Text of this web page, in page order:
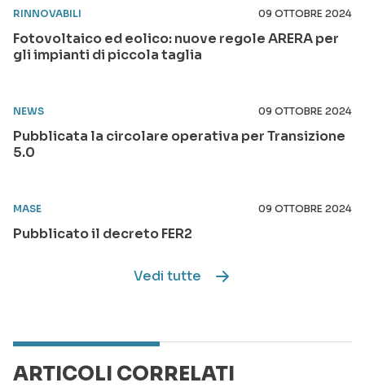
RINNOVABILI 09 OTTOBRE 2024
Fotovoltaico ed eolico: nuove regole ARERA per
gli impianti di piccola taglia
NEWS 09 OTTOBRE 2024
Pubblicata la circolare operativa per Transizione
5.0
MASE 09 OTTOBRE 2024
Pubblicato il decreto FER2
Vedi tutte
ARTICOLI CORRELATI